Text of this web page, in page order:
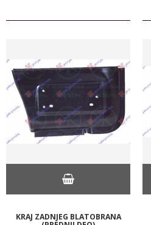
KRAJ ZADNJEG BLATOBRANA